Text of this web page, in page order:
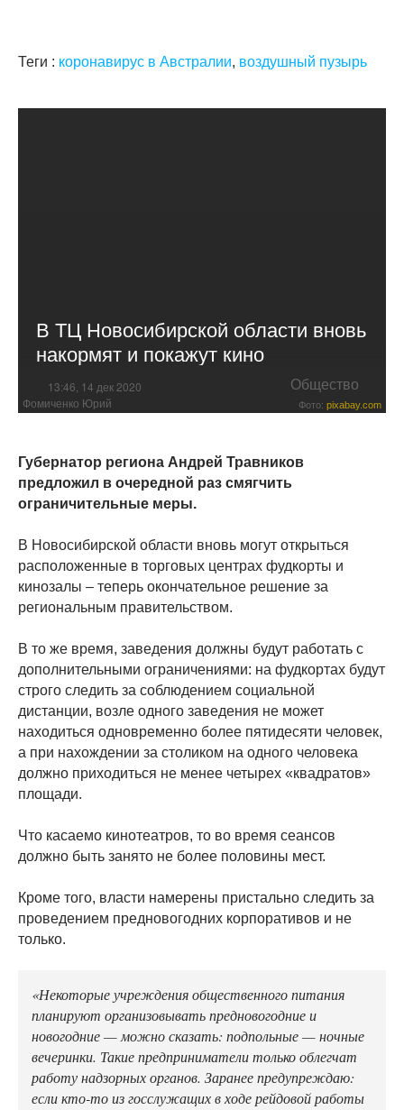
Теги : коронавирус в Австралии, воздушный пузырь
В ТЦ Новосибирской области вновь
накормят и покажут кино
13:46, 14 дек 2020 Общество
Фомиченко Юрий Фото: pixabay.com
Губернатор региона Андрей Травников
предложил в очередной раз смягчить
ограничительные меры.
В Новосибирской области вновь могут открыться
расположенные в торговых центрах фудкорты и
кинозалы – теперь окончательное решение за
региональным правительством.
В то же время, заведения должны будут работать с
дополнительными ограничениями: на фудкортах будут
строго следить за соблюдением социальной
дистанции, возле одного заведения не может
находиться одновременно более пятидесяти человек,
а при нахождении за столиком на одного человека
должно приходиться не менее четырех «квадратов»
площади.
Что касаемо кинотеатров, то во время сеансов
должно быть занято не более половины мест.
Кроме того, власти намерены пристально следить за
проведением предновогодних корпоративов и не
только.
«Некоторые учреждения общественного питания
планируют организовывать предновогодние и
новогодние — можно сказать: подпольные — ночные
вечеринки. Такие предприниматели только облегчат
работу надзорных органов. Заранее предупреждаю:
если кто-то из госслужащих в ходе рейдовой работы